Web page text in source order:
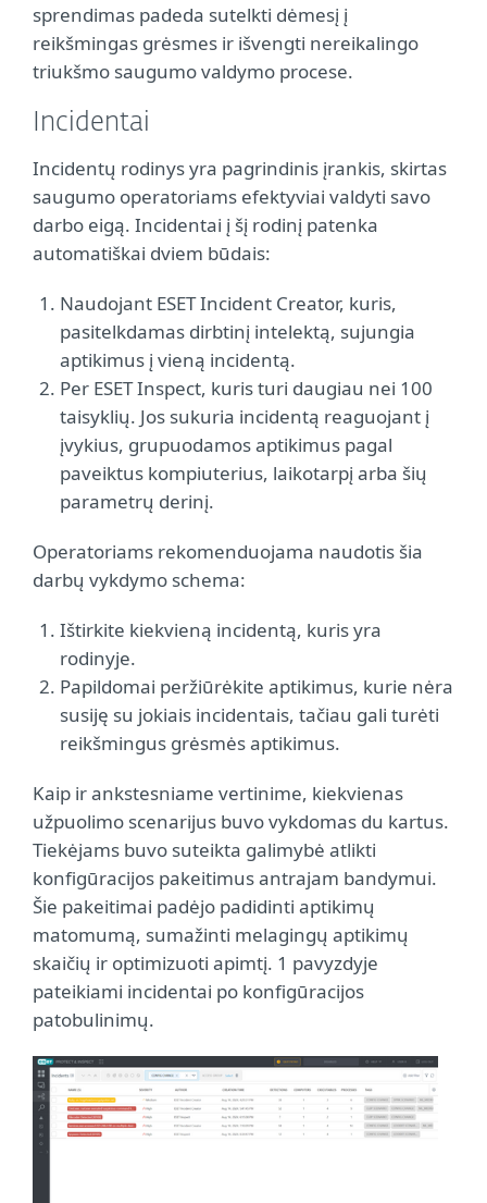
sprendimas padeda sutelkti dėmesį į
reikšmingas grėsmes ir išvengti nereikalingo
triukšmo saugumo valdymo procese.
Incidentai
Incidentų rodinys yra pagrindinis įrankis, skirtas
saugumo operatoriams efektyviai valdyti savo
darbo eigą. Incidentai į šį rodinį patenka
automatiškai dviem būdais:
Naudojant ESET Incident Creator, kuris,
pasitelkdamas dirbtinį intelektą, sujungia
aptikimus į vieną incidentą.
Per ESET Inspect, kuris turi daugiau nei 100
taisyklių. Jos sukuria incidentą reaguojant į
įvykius, grupuodamos aptikimus pagal
paveiktus kompiuterius, laikotarpį arba šių
parametrų derinį.
Operatoriams rekomenduojama naudotis šia
darbų vykdymo schema:
Ištirkite kiekvieną incidentą, kuris yra
rodinyje.
Papildomai peržiūrėkite aptikimus, kurie nėra
susiję su jokiais incidentais, tačiau gali turėti
reikšmingus grėsmės aptikimus.
Kaip ir ankstesniame vertinime, kiekvienas
užpuolimo scenarijus buvo vykdomas du kartus.
Tiekėjams buvo suteikta galimybė atlikti
konfigūracijos pakeitimus antrajam bandymui.
Šie pakeitimai padėjo padidinti aptikimų
matomumą, sumažinti melagingų aptikimų
skaičių ir optimizuoti apimtį. 1 pavyzdyje
pateikiami incidentai po konfigūracijos
patobulinimų.